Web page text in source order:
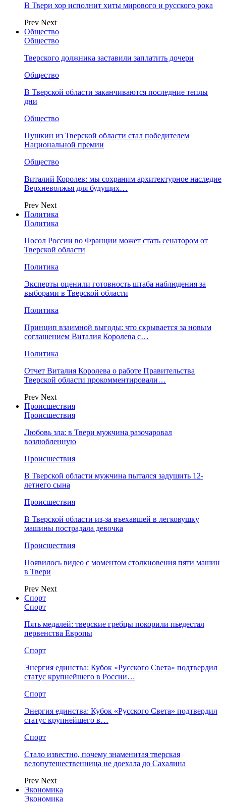
В Твери хор исполнит хиты мирового и русского рока
Prev Next
Общество
Общество
Тверского должника заставили заплатить дочери
Общество
В Тверской области заканчиваются последние теплы
дни
Общество
Пушкин из Тверской области стал победителем
Национальной премии
Общество
Виталий Королев: мы сохраним архитектурное наследие
Верхневолжья для будущих…
Prev Next
Политика
Политика
Посол России во Франции может стать сенатором от
Тверской области
Политика
Эксперты оценили готовность штаба наблюдения за
выборами в Тверской области
Политика
Принцип взаимной выгоды: что скрывается за новым
соглашением Виталия Королева с…
Политика
Отчет Виталия Королева о работе Правительства
Тверской области прокомментировали…
Prev Next
Происшествия
Происшествия
Любовь зла: в Твери мужчина разочаровал
возлюбленную
Происшествия
В Тверской области мужчина пытался задушить 12-
летнего сына
Происшествия
В Тверской области из-за въехавшей в легковушку
машины пострадала девочка
Происшествия
Появилось видео с моментом столкновения пяти машин
в Твери
Prev Next
Спорт
Спорт
Пять медалей: тверские гребцы покорили пьедестал
первенства Европы
Спорт
Энергия единства: Кубок «Русского Света» подтвердил
статус крупнейшего в России…
Спорт
Энергия единства: Кубок «Русского Света» подтвердил
статус крупнейшего в…
Спорт
Стало известно, почему знаменитая тверская
велопутешественница не доехала до Сахалина
Prev Next
Экономика
Экономика